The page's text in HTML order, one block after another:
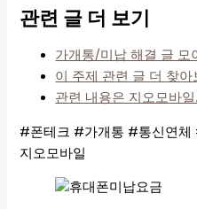
관련 글 더 보기
가개통/미납 해결 글 모
이 주제 관련 글 더 찾아
관련 내용은 지오모바
#폰테크 #가개통 #통신연
지오모바일